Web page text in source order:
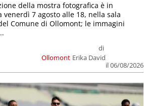
Ollomont
di
Erika David
il 06/08/2026
della mostra fotografica è in
venerdì 7 agosto alle 18, nella sala
Comune di Ollomont; le immagini